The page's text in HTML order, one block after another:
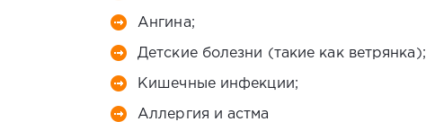
Ангина;
Детские болезни (такие как ветрянка);
Кишечные инфекции;
Аллергия и астма